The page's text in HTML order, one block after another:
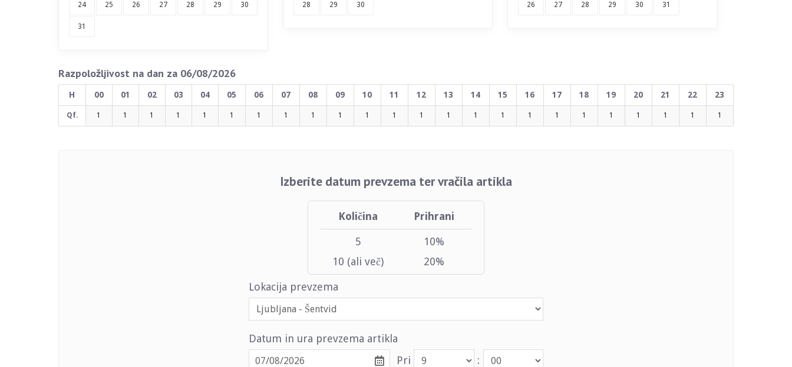
24 25 26 27 28 29 30
31
28 29 30 26 27 28 29 30 31
Razpoložljivost na dan za 06/08/2026
H 00 01 02 03 04 05 06 07 08 09 10 11 12 13 14 15 16 17 18 19 20 21 22 23
Qf. 1 1 1 1 1 1 1 1 1 1 1 1 1 1 1 1 1 1 1 1 1 1 1 1
Izberite datum prevzema ter vračila artikla
Količina Prihrani
5
10%
10 (ali več)
20%
Lokacija prevzema
Datum in ura prevzema artikla
Pri
: